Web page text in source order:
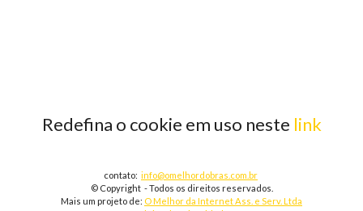
Redefina o cookie em uso neste link
contato: info@omelhordobras.com.br
© Copyright - Todos os direitos reservados.
Mais um projeto de: O Melhor da Internet Ass. e Serv. Ltda